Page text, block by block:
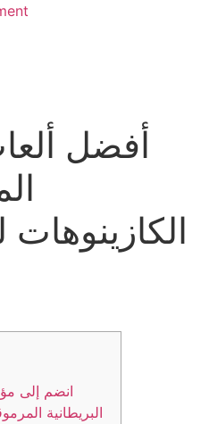
أفضل
انضم إلى
البريطانية